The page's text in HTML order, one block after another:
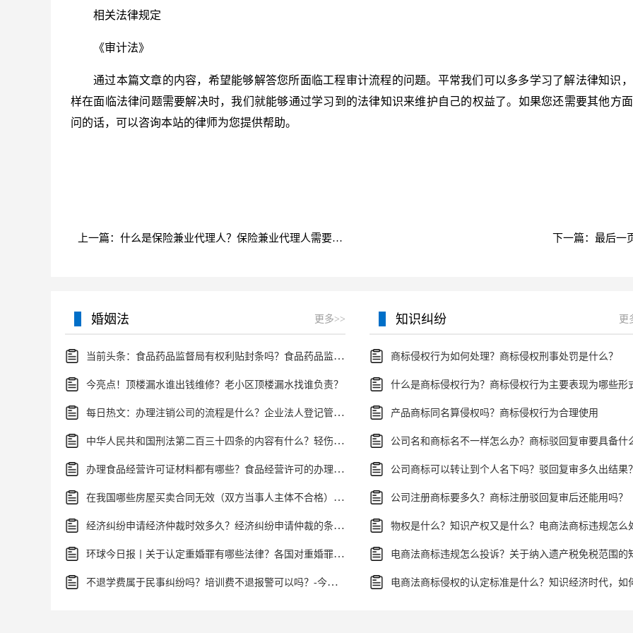
相关法律规定
《审计法》
通过本篇文章的内容，希望能够解答您所面临工程审计流程的问题。平常我们可以多多学习了解法律知识
样在面临法律问题需要解决时，我们就能够通过学习到的法律知识来维护自己的权益了。如果您还需要其他方
问的话，可以咨询本站的律师为您提供帮助。
上一篇：什么是保险兼业代理人？保险兼业代理人需要符合哪些条件呢？ 下一篇：最后一
婚姻法 更多>>
当前头条：食品药品监督局有权利贴封条吗？食品药品监督局的组成
今亮点！顶楼漏水谁出钱维修？老小区顶楼漏水找谁负责？
每日热文：办理注销公司的流程是什么？企业法人登记管理条例施行细则第四十五条的规定内容是什么？
中华人民共和国刑法第二百三十四条的内容有什么？轻伤二级鉴定标准是什么？
办理食品经营许可证材料都有哪些？食品经营许可的办理流程是什么？
在我国哪些房屋买卖合同无效（双方当事人主体不合格） 全球观热点
经济纠纷申请经济仲裁时效多久？经济纠纷申请仲裁的条件有哪些？
环球今日报丨关于认定重婚罪有哪些法律？各国对重婚罪的规定一样吗？
不退学费属于民事纠纷吗？培训费不退报警可以吗？-今亮点
知识纠纷 更
商标侵权行为如何处理？商标侵权刑事处罚是什么？
什么是商标侵权行为？商标侵权行为主要表现为哪些形
产品商标同名算侵权吗？商标侵权行为合理使用
公司商标可以转让到个人名下吗？驳回复审多久出结果？
公司注册商标要多久？商标注册驳回复审后还能用吗？